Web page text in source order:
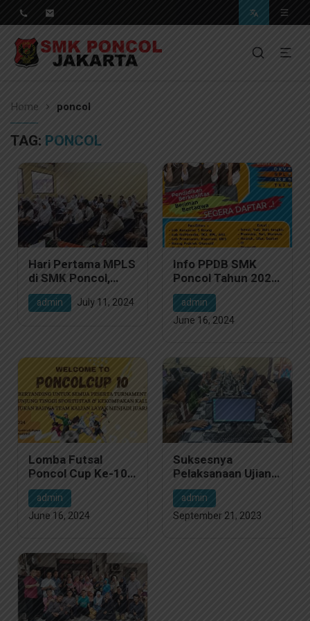
SMK Poncol Jakarta
Pendidikan Berkwalitas, Masa Depan Unggul
Home poncol
TAG: PONCOL
Hari Pertama MPLS
di SMK Poncol,
Langkah Awal
Menuju Perjalanan
admin July 11, 2024
Info PPDB SMK
Poncol Tahun 2024
dengan 6 Jurusan
admin
June 16, 2024
Lomba Futsal
Poncol Cup Ke-10
Tahun 2024,
Selebrasi Olahraga
dan Persahabatan
admin
June 16, 2024
Suksesnya
Pelaksanaan Ujian
PTS di SMK Poncol
Jakarta
admin
September 21, 2023